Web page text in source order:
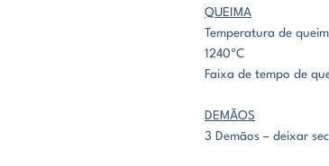
QUEIMA
Temperatura de
1240ºC
Faixa de tempo de
DEMÃOS
3 Demãos – deixar